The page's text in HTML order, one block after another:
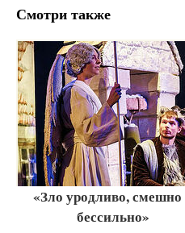
Смотри также
«Зло уродливо,
бессильно»